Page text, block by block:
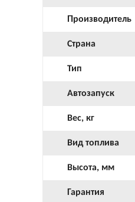
Производитель
Страна
Тип
Автозапуск
Вес, кг
Вид топлива
Высота, мм
Гарантия